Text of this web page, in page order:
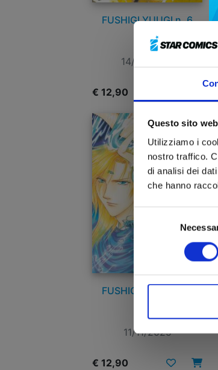
Questo sito
Utilizziamo i
nostro traffico.
di analisi dei
che hanno
del
consenso
FUSHIGI YUUGI n. 6
14/07/2026
€ 12,90
FUSHIGI YUUGI n. 2
11/11/2025
€ 12,90